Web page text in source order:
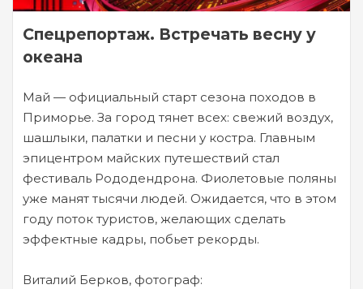
Спецрепортаж. Встречать весну у
океана
Май — официальный старт сезона походов в
Приморье. За город тянет всех: свежий воздух,
шашлыки, палатки и песни у костра. Главным
эпицентром майских путешествий стал
фестиваль Рододендрона. Фиолетовые поляны
уже манят тысячи людей. Ожидается, что в этом
году поток туристов, желающих сделать
эффектные кадры, побьет рекорды.
Виталий Берков, фотограф: